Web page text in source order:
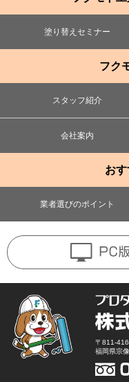
塗り替えセミナー
フク
スタッフ紹介
会社案内
お
業者選びのポイント
〒811-
福岡県宗